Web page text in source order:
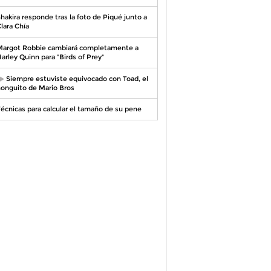
responde tras la foto de Piqué junto a
Chía
Robbie cambiará completamente a
Quinn para "Birds of Prey"
Siempre estuviste equivocado con Toad, el
de Mario Bros
para calcular el tamaño de su pene